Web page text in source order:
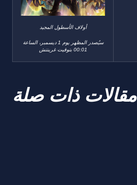
أولاف الأسطول المجيد
سيُصدر المظهر يوم 1 ديسمبر، الساعة
00:01 بتوقيت غرينتش
مقالات ذات صلة